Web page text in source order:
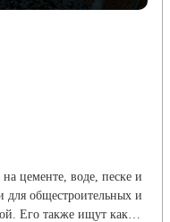
на цементе, воде, песке и
для общестроительных и
Его также ищут как…